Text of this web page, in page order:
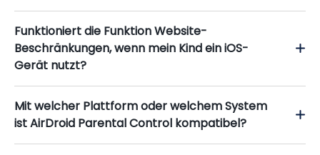
Funktioniert die Funktion Website-
Beschränkungen, wenn mein Kind ein iOS-
Gerät nutzt?
Mit welcher Plattform oder welchem System
ist AirDroid Parental Control kompatibel?